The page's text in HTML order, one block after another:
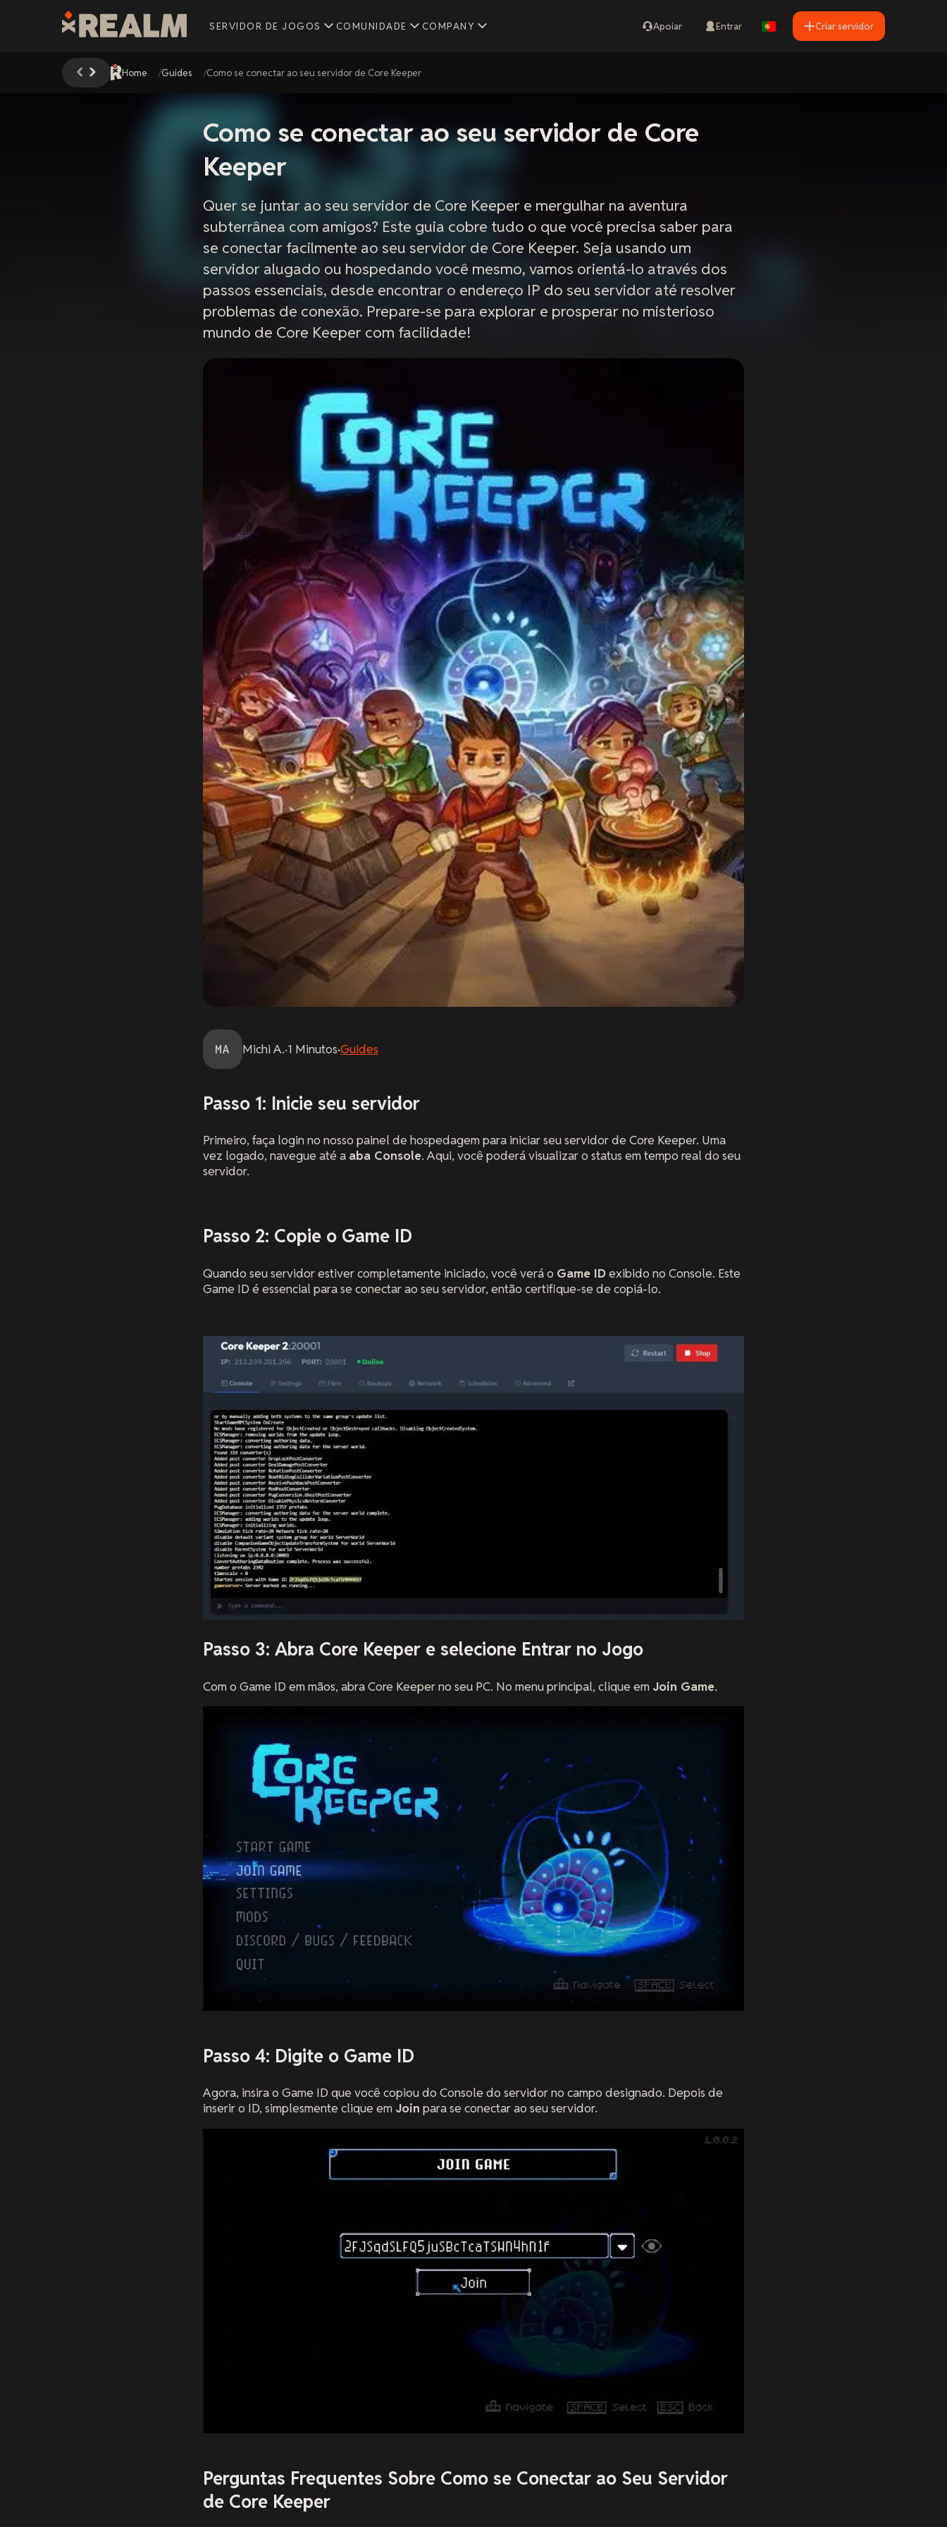
SERVIDOR DE JOGOS COMUNIDADE COMPANY Apoiar Entrar Criar servidor
Home Guides Como se conectar ao seu servidor de Core Keeper
Como se conectar ao seu servidor de Core
Keeper
Quer se juntar ao seu servidor de Core Keeper e mergulhar na aventura
subterrânea com amigos? Este guia cobre tudo o que você precisa saber para
se conectar facilmente ao seu servidor de Core Keeper. Seja usando um
servidor alugado ou hospedando você mesmo, vamos orientá-lo através dos
passos essenciais, desde encontrar o endereço IP do seu servidor até resolver
problemas de conexão. Prepare-se para explorar e prosperar no misterioso
mundo de Core Keeper com facilidade!
MA MichiA.·1 Minutos·Guides
Passo 1: Inicie seu servidor
Primeiro, faça login no nosso painel de hospedagem para iniciar seu servidor de Core Keeper. Uma
vez logado, navegue até a aba Console. Aqui, você poderá visualizar o status em tempo real do seu
servidor.
Passo 2: Copie o Game ID
Quando seu servidor estiver completamente iniciado, você verá o Game IDexibido no Console. Este
Game ID é essencial para se conectar ao seu servidor, então certifique-se de copiá-lo.
Passo 3: Abra Core Keeper e selecione Entrar no Jogo
Com o Game ID em mãos, abra Core Keeper no seu PC. No menu principal, clique em Join Game.
Passo 4: Digite o Game ID
Agora, insira o Game ID que você copiou do Console do servidor no campo designado. Depois de
inserir o ID, simplesmente clique em Join para se conectar ao seu servidor.
Perguntas Frequentes Sobre Como se Conectar ao Seu Servidor
de Core Keeper